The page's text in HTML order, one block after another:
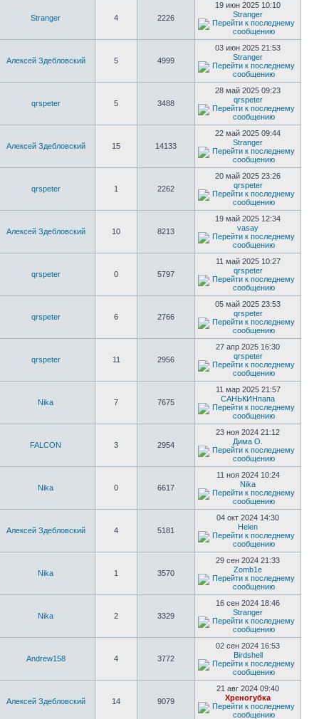
Stranger 4 2226
19 июн 2025 10:10
Stranger
Алексей Здебловский 5 4999
03 июн 2025 21:53
Stranger
qrspeter 5 3488
28 май 2025 09:23
qrspeter
Алексей Здебловский 15 14133
22 май 2025 09:44
Stranger
qrspeter 1 2262
20 май 2025 23:26
qrspeter
Алексей Здебловский 10 8213
19 май 2025 12:34
vasay
qrspeter 0 5797
11 май 2025 10:27
qrspeter
qrspeter 6 2766
05 май 2025 23:53
qrspeter
qrspeter 11 2956
27 апр 2025 16:30
qrspeter
Nika 7 7675
11 мар 2025 21:57
САНЬКИНпапа
FALCON 3 2954
23 ноя 2024 21:12
Дима О.
Nika 0 6617
11 ноя 2024 10:24
Nika
Алексей Здебловский 4 5181
04 окт 2024 14:30
Helen
Nika 1 3570
29 сен 2024 21:33
Zomb1e
Nika 2 3329
16 сен 2024 18:46
Stranger
Andrew158 4 3772
02 сен 2024 16:53
Birdshell
Алексей Здебловский 14 9079
21 авг 2024 09:40
Хреногубка